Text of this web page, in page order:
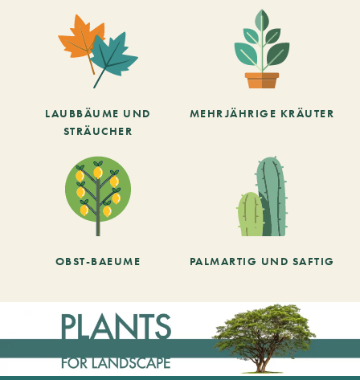
LAUBBÄUME UND
STRÄUCHER
MEHRJÄHRIGE KRÄUTER
OBST-BAEUME PALMARTIG UND SAFTIG